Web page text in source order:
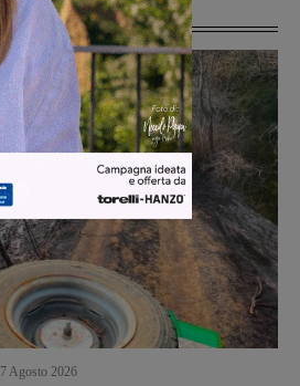
7 Agosto 2026